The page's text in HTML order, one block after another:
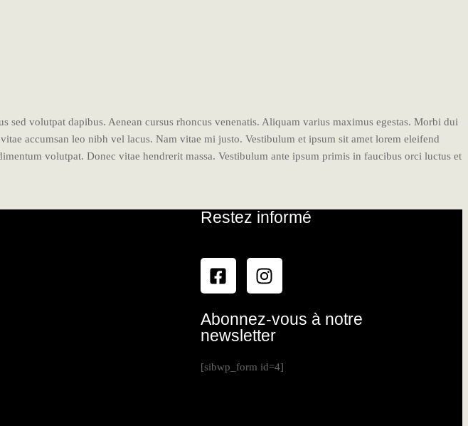
volutpat dapibus. Aenean cursus rhoncus venenatis. Aliquam varius maximus egestas. Morbi dui
accumsan leo nibh vel lacus. Nam vitae mi justo. Vestibulum et ipsum sit amet lorem eleifend
volutpat. Donec vitae hendrerit massa. Vestibulum ante ipsum primis in faucibus orci luctus et
Restez informé
Abonnez-vous à notre
newsletter
[sibwp_form id=4]